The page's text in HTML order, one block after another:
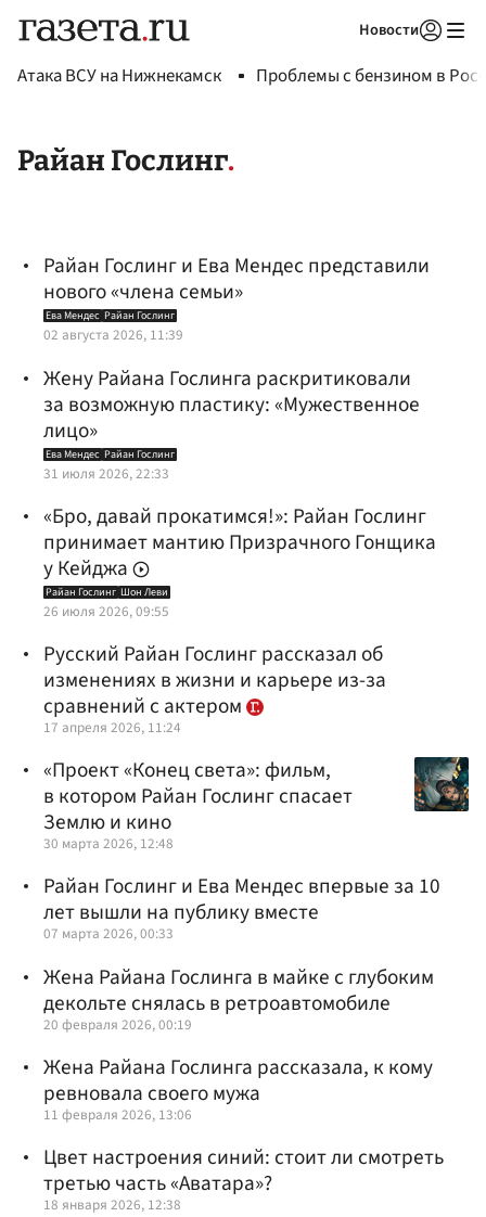
Новости
Атака ВСУ на Нижнекамск Проблемы с бензином в
Райан Гослинг
Райан Гослинг и Ева Мендес представили
нового «члена семьи»
Ева Мендес Райан Гослинг
02 августа 2026, 11:39
Жену Райана Гослинга раскритиковали
за возможную пластику: «Мужественное
лицо»
Ева Мендес Райан Гослинг
31 июля 2026, 22:33
«Бро, давай прокатимся!»: Райан Гослинг
принимает мантию Призрачного Гонщика
у Кейджа
Райан Гослинг Шон Леви
26 июля 2026, 09:55
Русский Райан Гослинг рассказал об
изменениях в жизни и карьере из-за
сравнений с актером
17 апреля 2026, 11:24
«Проект «Конец света»: фильм,
в котором Райан Гослинг спасает
Землю и кино
30 марта 2026, 12:48
Райан Гослинг и Ева Мендес впервые за 10
лет вышли на публику вместе
07 марта 2026, 00:33
Жена Райана Гослинга в майке с глубоким
декольте снялась в ретроавтомобиле
20 февраля 2026, 00:19
Жена Райана Гослинга рассказала, к кому
ревновала своего мужа
11 февраля 2026, 13:06
Цвет настроения синий: стоит ли смотреть
третью часть «Аватара»?
18 января 2026, 12:38